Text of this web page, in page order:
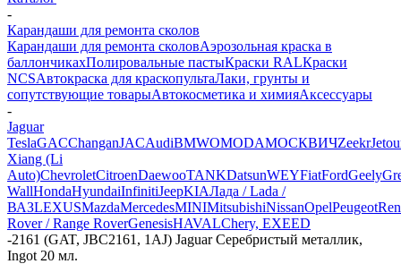
-
Карандаши для ремонта сколов
Карандаши для ремонта сколовАэрозольная краска в
баллончикахПолировальные пастыКраски RALКраски
NCSАвтокраска для краскопультаЛаки, грунты и
сопутствующие товарыАвтокосметика и химияАксессуары
-
Jaguar
TeslaGACChanganJACAudiBMWOMODAМОСКВИЧZeekr
Xiang (Li
Auto)ChevroletCitroenDaewooTANKDatsunWEYFiatFordGeely
WallHondaHyundaiInfinitiJeepKIAЛада / Lada /
ВАЗLEXUSMazdaMercedesMINIMitsubishiNissanOpelPeugeot
Rover / Range RoverGenesisHAVALChery, EXEED
-2161 (GAT, JBC2161, 1AJ) Jaguar Серебристый металлик,
Ingot 20 мл.